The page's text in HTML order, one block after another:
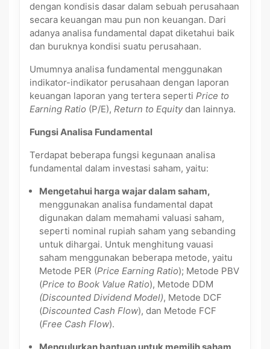
dengan kondisis dasar dalam sebuah perusahaan
secara keuangan mau pun non keuangan. Dari
adanya analisa fundamental dapat diketahui baik
dan buruknya kondisi suatu perusahaan.
Umumnya analisa fundamental menggunakan
indikator-indikator perusahaan dengan laporan
keuangan laporan yang tertera seperti Price to
Earning Ratio (P/E), Return to Equitydan lainnya.
Fungsi Analisa Fundamental
Terdapat beberapa fungsi kegunaan analisa
fundamental dalam investasi saham, yaitu:
Mengetahui harga wajar dalam saham,
menggunakan analisa fundamental dapat
digunakan dalam memahami valuasi saham,
seperti nominal rupiah saham yang sebanding
untuk dihargai. Untuk menghitung vauasi
saham menggunakan beberapa metode, yaitu
Metode PER (Price Earning Ratio); Metode PBV
(Price to Book Value Ratio), Metode DDM
(Discounted Dividend Model), Metode DCF
(Discounted Cash Flow), dan Metode FCF
(Free Cash Flow).